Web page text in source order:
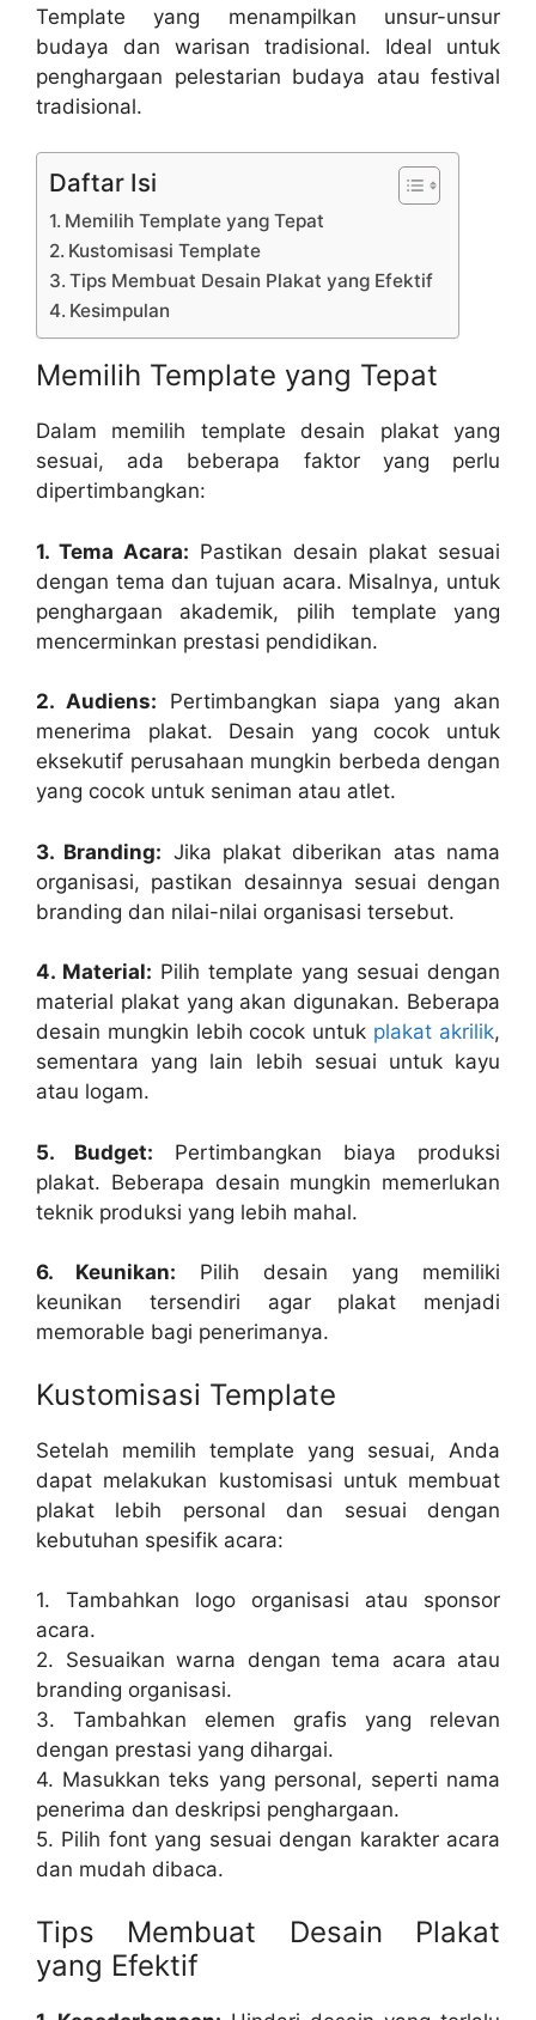
Template yang menampilkan unsur-unsur
budaya dan warisan tradisional. Ideal untuk
penghargaan pelestarian budaya atau festival
tradisional.
Daftar Isi
Memilih Template yang Tepat
Kustomisasi Template
Tips Membuat Desain Plakat yang Efektif
Kesimpulan
Memilih Template yang Tepat
Dalam memilih template desain plakat yang
sesuai, ada beberapa faktor yang perlu
dipertimbangkan:
1. Tema Acara: Pastikan desain plakat sesuai
dengan tema dan tujuan acara. Misalnya, untuk
penghargaan akademik, pilih template yang
mencerminkan prestasi pendidikan.
2. Audiens: Pertimbangkan siapa yang akan
menerima plakat. Desain yang cocok untuk
eksekutif perusahaan mungkin berbeda dengan
yang cocok untuk seniman atau atlet.
3. Branding: Jika plakat diberikan atas nama
organisasi, pastikan desainnya sesuai dengan
branding dan nilai-nilai organisasi tersebut.
4. Material: Pilih template yang sesuai dengan
material plakat yang akan digunakan. Beberapa
desain mungkin lebih cocok untuk plakat akrilik,
sementara yang lain lebih sesuai untuk kayu
atau logam.
5. Budget: Pertimbangkan biaya produksi
plakat. Beberapa desain mungkin memerlukan
teknik produksi yang lebih mahal.
6. Keunikan: Pilih desain yang memiliki
keunikan tersendiri agar plakat menjadi
memorable bagi penerimanya.
Kustomisasi Template
Setelah memilih template yang sesuai, Anda
dapat melakukan kustomisasi untuk membuat
plakat lebih personal dan sesuai dengan
kebutuhan spesifik acara:
1. Tambahkan logo organisasi atau sponsor
acara.
2. Sesuaikan warna dengan tema acara atau
branding organisasi.
3. Tambahkan elemen grafis yang relevan
dengan prestasi yang dihargai.
4. Masukkan teks yang personal, seperti nama
penerima dan deskripsi penghargaan.
5. Pilih font yang sesuai dengan karakter acara
dan mudah dibaca.
Tips Membuat Desain Plakat
yang Efektif